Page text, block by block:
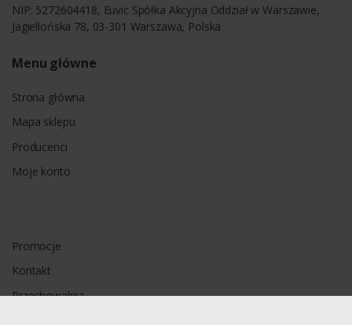
NIP: 5272604418, Euvic Spółka Akcyjna Oddział w Warszawie,
Jagiellońska 78, 03-301 Warszawa, Polska
Menu główne
Strona główna
Mapa sklepu
Producenci
Moje konto
Promocje
Kontakt
Przechowalnia